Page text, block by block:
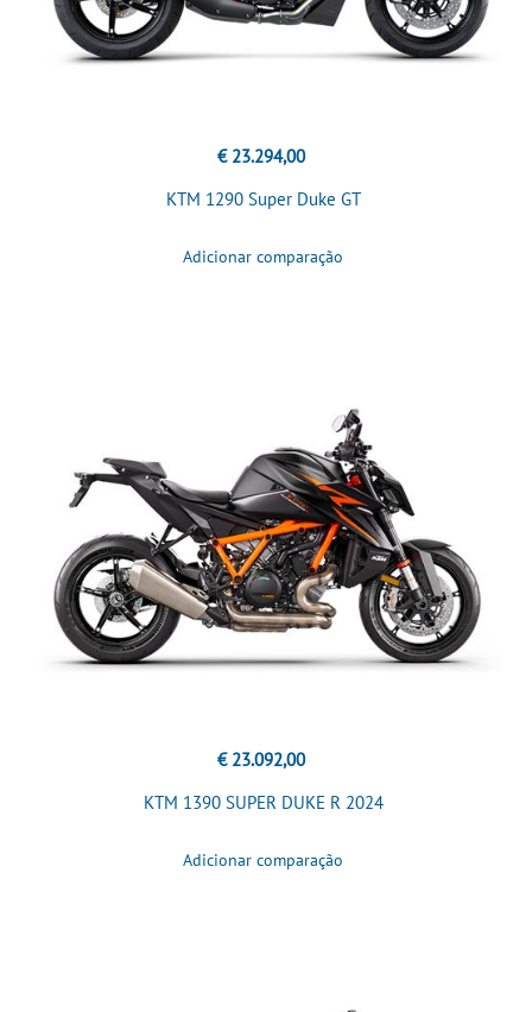
€ 23.294,00
KTM 1290 Super Duke GT
Adicionar comparação
€ 23.092,00
KTM 1390 SUPER DUKE R 2024
Adicionar comparação